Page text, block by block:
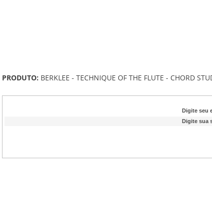
PRODUTO: BERKLEE - TECHNIQUE OF THE FLUTE - CHORD
Digite seu
Digite sua